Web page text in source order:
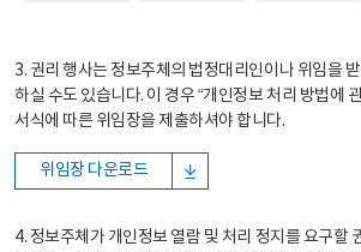
3. 권리 행사는 정보주체의 법정대리인이나 위임을
하실 수도 있습니다. 이 경우 “개인정보 처리 방법에
서식에 따른 위임장을 제출하셔야 합니다.
위임장 다운로드
4. 정보주체가 개인정보 열람 및 처리 정지를 요구할